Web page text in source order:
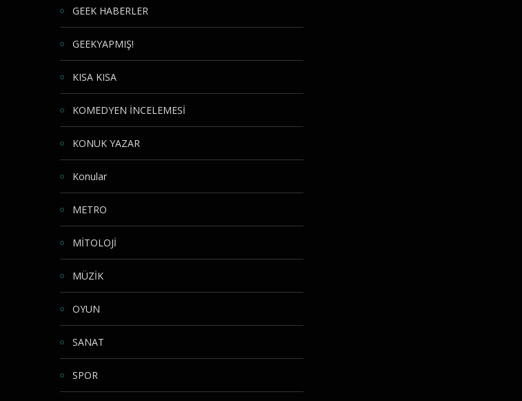
GEEK HABERLER
GEEKYAPMIŞ!
KISA KISA
KOMEDYEN İNCELEMESİ
KONUK YAZAR
Konular
METRO
MİTOLOJİ
MÜZİK
OYUN
SANAT
SPOR